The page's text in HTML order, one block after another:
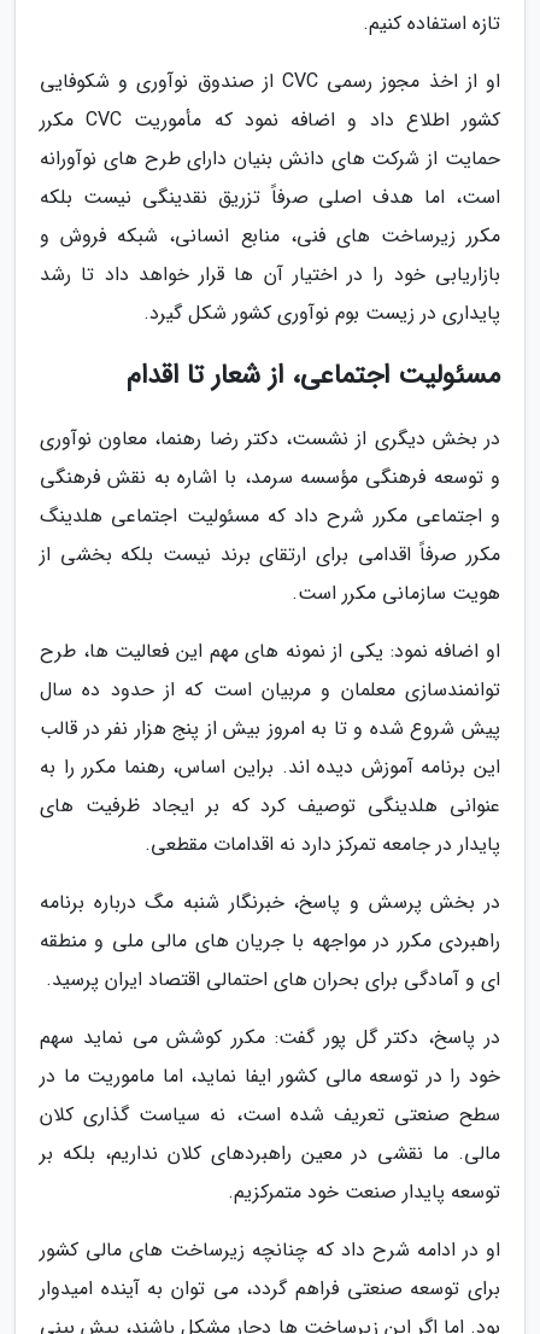
تازه استفاده کنیم.
او از اخذ مجوز رسمی CVC از صندوق نوآوری و شکوفایی
کشور اطلاع داد و اضافه نمود که مأموریت CVC مکرر
حمایت از شرکت های دانش بنیان دارای طرح های نوآورانه
است، اما هدف اصلی صرفاً تزریق نقدینگی نیست بلکه
مکرر زیرساخت های فنی، منابع انسانی، شبکه فروش و
بازاریابی خود را در اختیار آن ها قرار خواهد داد تا رشد
پایداری در زیست بوم نوآوری کشور شکل گیرد.
مسئولیت اجتماعی، از شعار تا اقدام
در بخش دیگری از نشست، دکتر رضا رهنما، معاون نوآوری
و توسعه فرهنگی مؤسسه سرمد، با اشاره به نقش فرهنگی
و اجتماعی مکرر شرح داد که مسئولیت اجتماعی هلدینگ
مکرر صرفاً اقدامی برای ارتقای برند نیست بلکه بخشی از
هویت سازمانی مکرر است.
او اضافه نمود: یکی از نمونه های مهم این فعالیت ها، طرح
توانمندسازی معلمان و مربیان است که از حدود ده سال
پیش شروع شده و تا به امروز بیش از پنج هزار نفر در قالب
این برنامه آموزش دیده اند. براین اساس، رهنما مکرر را به
عنوانی هلدینگی توصیف کرد که بر ایجاد ظرفیت های
پایدار در جامعه تمرکز دارد نه اقدامات مقطعی.
در بخش پرسش و پاسخ، خبرنگار شنبه مگ درباره برنامه
راهبردی مکرر در مواجهه با جریان های مالی ملی و منطقه
ای و آمادگی برای بحران های احتمالی اقتصاد ایران پرسید.
در پاسخ، دکتر گل پور گفت: مکرر کوشش می نماید سهم
خود را در توسعه مالی کشور ایفا نماید، اما ماموریت ما در
سطح صنعتی تعریف شده است، نه سیاست گذاری کلان
مالی. ما نقشی در معین راهبردهای کلان نداریم، بلکه بر
توسعه پایدار صنعت خود متمرکزیم.
او در ادامه شرح داد که چنانچه زیرساخت های مالی کشور
برای توسعه صنعتی فراهم گردد، می توان به آینده امیدوار
بود. اما اگر این زیرساخت ها دچار مشکل باشند، پیش بینی